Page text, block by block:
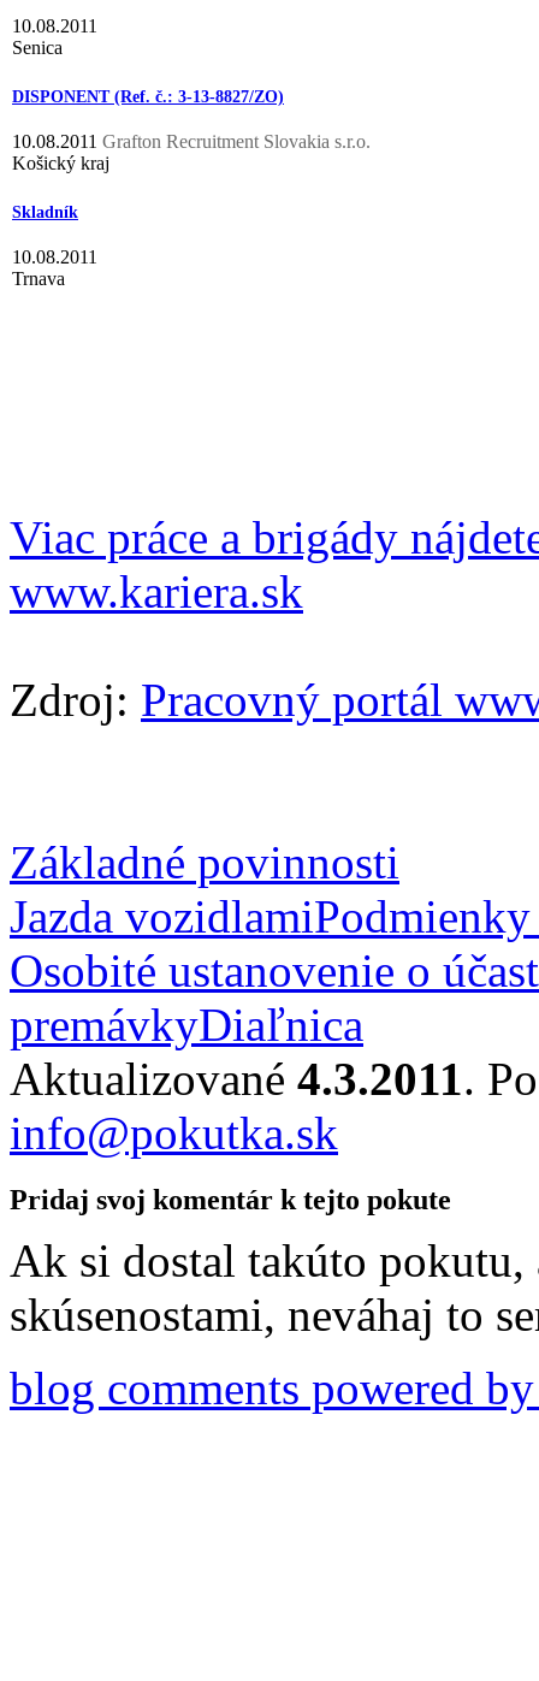
10.08.2011
Senica
DISPONENT (Ref. č.: 3-13-8827/ZO)
10.08.2011 Grafton Recruitment Slovakia s.r.o.
Košický kraj
Skladník
10.08.2011
Trnava
Viac práce a brigády
www.kariera.sk
Zdroj: Pracovný portál
Základné povinnosti
Jazda vozidlami
Osobité ustanovenie o
premávkyDiaľnica
Aktualizované 4.3.2011.
info@pokutka.sk
Pridaj svoj komentár k tejto pokute
Ak si dostal takúto pokutu,
skúsenostami, neváhaj to
blog comments powered